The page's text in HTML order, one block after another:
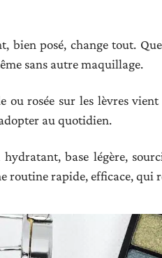
bien posé, change tout.
sans autre maquillage.
ou rosée sur les lèvres
au quotidien.
hydratant, base légère,
routine rapide, efficace, qui